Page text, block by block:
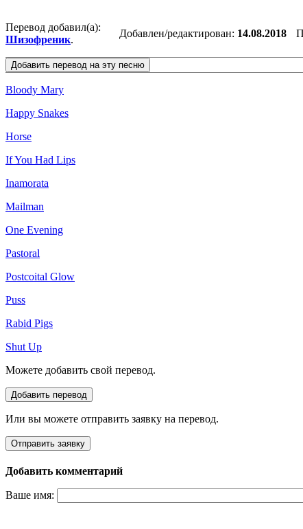
Перевод добавил(а):
Шизофреник.
Добавлен/редактирован: 14.08.2018
Bloody Mary
Happy Snakes
Horse
If You Had Lips
Inamorata
Mailman
One Evening
Pastoral
Postcoital Glow
Puss
Rabid Pigs
Shut Up
Можете добавить свой перевод.
Или вы можете отправить заявку на перевод.
Добавить комментарий
Ваше имя: